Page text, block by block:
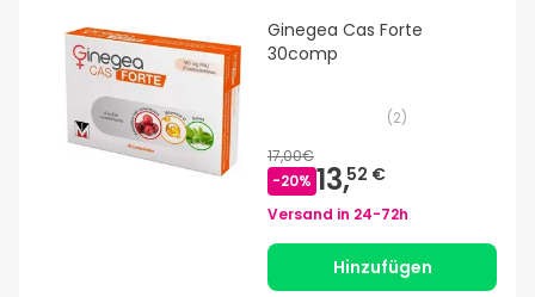
Ginegea Cas Forte
30comp
(2)
17,00€
-20% 13,52 €
Versand in 24-72h
Hinzufügen